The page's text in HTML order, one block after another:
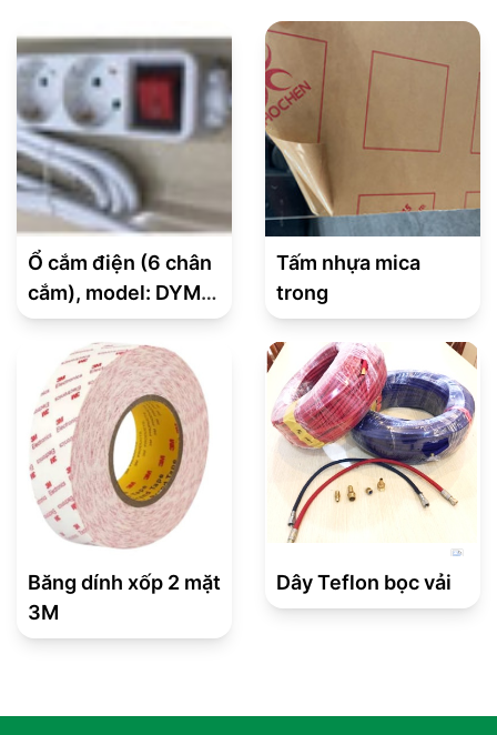
Ổ cắm điện (6 chân
cắm), model: DYM-
SG6C
Tấm nhựa mica
trong
Băng dính xốp 2 mặt
3M
Dây Teflon bọc vải